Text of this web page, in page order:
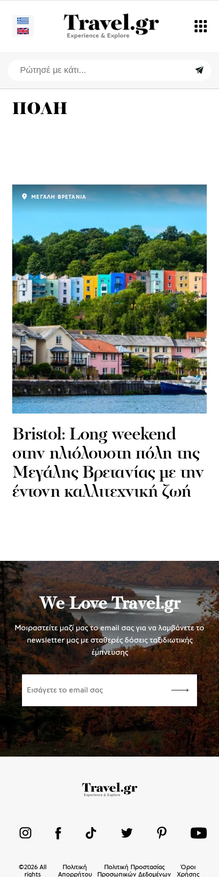
ΠΟΛΗ
Bristol: Long weekend
στην ηλιόλουστη πόλη της
Μεγάλης Βρετανίας με την
έντονη καλλιτεχνική ζωή
ΜΕΓΑΛΗ ΒΡΕΤΑΝΙΑ
We Love Travel.gr
Μοιραστείτε μαζί μας το email σας για να λαμβάνετε το
newsletter μας με σταθερές δόσεις ταξιδιωτικής
έμπνευσης
©2026 All
rights
Πολιτική
Απορρήτου
Πολιτική Προστασίας
Προσωπικών Δεδομένων
Όροι
Χρήσης